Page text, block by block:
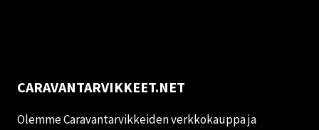
CARAVANTARVIKKEET.NET
Olemme Caravantarvikkeiden verkkokauppa ja